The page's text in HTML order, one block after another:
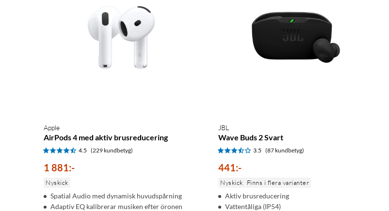
Apple
AirPods 4 med aktiv brusreducering
4.5 (229 kundbetyg)
1 881:-
Nyskick
Spatial Audio med dynamisk huvudspårning
Adaptiv EQ kalibrerar musiken efter öronen
JBL
Wave Buds 2 Svart
3.5 (87 kundbetyg)
441:-
Nyskick Finns i flera varianter
Aktiv brusreducering
Vattentåliga (IP54)